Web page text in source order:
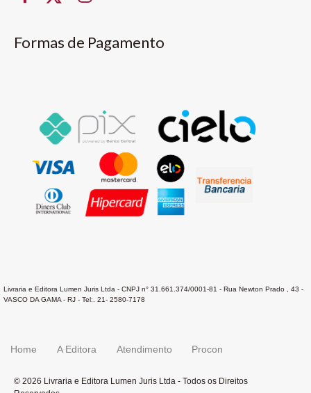
Formas de Pagamento
Livraria e Editora Lumen Juris Ltda - CNPJ n° 31.661.374/0001-81 - Rua Newton Prado , 43 -
VASCO DA GAMA - RJ - Tel:. 21- 2580-7178
Home A Editora Atendimento Procon
© 2026 Livraria e Editora Lumen Juris Ltda - Todos os Direitos